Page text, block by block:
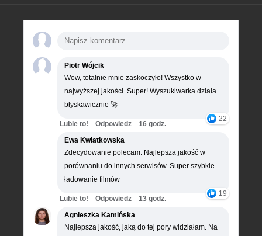
Piotr Wójcik
Wow, totalnie mnie zaskoczyło! Wszystko w
najwyższej jakości. Super! Wyszukiwarka działa
błyskawicznie 🚀
22
Lubie to! Odpowiedz
16 godz.
Ewa Kwiatkowska
Zdecydowanie polecam. Najlepsza jakość w
porównaniu do innych serwisów. Super szybkie
ładowanie filmów
19
Lubie to! Odpowiedz
13 godz.
Agnieszka Kamińska
Najlepsza jakość, jaką do tej pory widziałam. Na